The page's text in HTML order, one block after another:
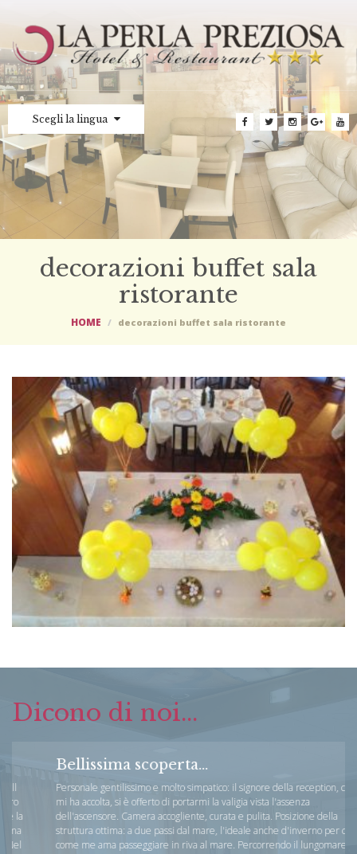
Scegli la lingua
decorazioni buffet sala
ristorante
HOME decorazioni buffet sala ristorante
Dicono di noi...
Bellissima scoperta...
Personale gentilissimo e molto simpatico: il signore della reception, che
mi ha accolta, si è offerto di portarmi la valigia vista l'assenza
dell'ascensore. Camera accogliente, curata e pulita. Posizione della
struttura ottima: a due passi dal mare, l'ideale anche d'inverno per chi
come me ama passeggiare in riva al mare. Percorrendo il lungomare si